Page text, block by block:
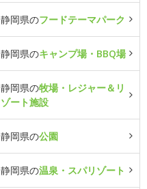
静岡県のフードテーマパーク
静岡県のキャンプ場・BBQ場
静岡県の牧場・レジャー＆リ
ゾート施設
静岡県の公園
静岡県の温泉・スパリゾート